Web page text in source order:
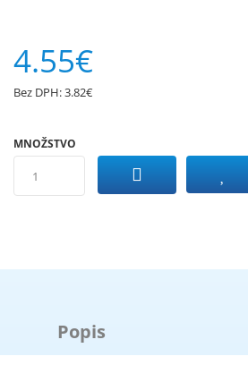
4.55€
Bez DPH:3.82€
MNOŽSTVO
Popis